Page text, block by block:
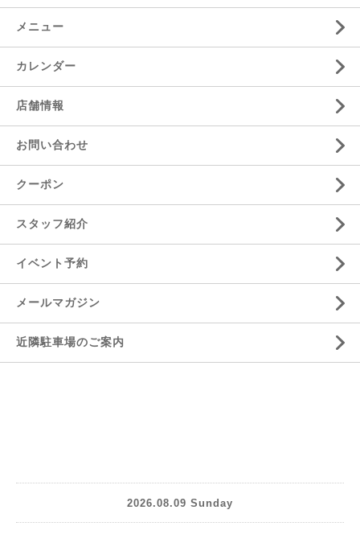
メニュー
カレンダー
店舗情報
お問い合わせ
クーポン
スタッフ紹介
イベント予約
メールマガジン
近隣駐車場のご案内
2026.08.09 Sunday